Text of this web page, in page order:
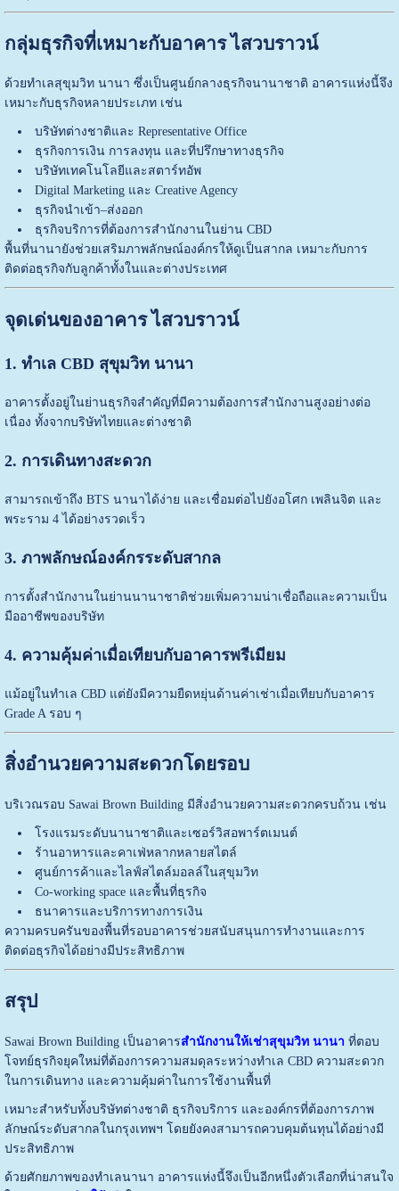
กลุ่มธุรกิจที่เหมาะกับอาคาร ไสวบราวน์
ด้วยทำเลสุขุมวิท นานา ซึ่งเป็นศูนย์กลางธุรกิจนานาชาติ อาคารแห่งนี้จึง
เหมาะกับธุรกิจหลายประเภท เช่น
บริษัทต่างชาติและ Representative Office
ธุรกิจการเงิน การลงทุน และที่ปรึกษาทางธุรกิจ
บริษัทเทคโนโลยีและสตาร์ทอัพ
Digital Marketing และ Creative Agency
ธุรกิจนำเข้า–ส่งออก
ธุรกิจบริการที่ต้องการสำนักงานในย่าน CBD
พื้นที่นานายังช่วยเสริมภาพลักษณ์องค์กรให้ดูเป็นสากล เหมาะกับการ
ติดต่อธุรกิจกับลูกค้าทั้งในและต่างประเทศ
จุดเด่นของอาคาร ไสวบราวน์
1. ทำเล CBD สุขุมวิท นานา
อาคารตั้งอยู่ในย่านธุรกิจสำคัญที่มีความต้องการสำนักงานสูงอย่างต่อ
เนื่อง ทั้งจากบริษัทไทยและต่างชาติ
2. การเดินทางสะดวก
สามารถเข้าถึง BTS นานาได้ง่าย และเชื่อมต่อไปยังอโศก เพลินจิต และ
พระราม 4 ได้อย่างรวดเร็ว
3. ภาพลักษณ์องค์กรระดับสากล
การตั้งสำนักงานในย่านนานาชาติช่วยเพิ่มความน่าเชื่อถือและความเป็น
มืออาชีพของบริษัท
4. ความคุ้มค่าเมื่อเทียบกับอาคารพรีเมียม
แม้อยู่ในทำเล CBD แต่ยังมีความยืดหยุ่นด้านค่าเช่าเมื่อเทียบกับอาคาร
Grade A รอบ ๆ
สิ่งอำนวยความสะดวกโดยรอบ
บริเวณรอบ Sawai Brown Buildingมีสิ่งอำนวยความสะดวกครบถ้วน เช่น
โรงแรมระดับนานาชาติและเซอร์วิสอพาร์ตเมนต์
ร้านอาหารและคาเฟ่หลากหลายสไตล์
ศูนย์การค้าและไลฟ์สไตล์มอลล์ในสุขุมวิท
Co-working space และพื้นที่ธุรกิจ
ธนาคารและบริการทางการเงิน
ความครบครันของพื้นที่รอบอาคารช่วยสนับสนุนการทำงานและการ
ติดต่อธุรกิจได้อย่างมีประสิทธิภาพ
สรุป
Sawai Brown Buildingเป็นอาคารสำนักงานให้เช่าสุขุมวิท นานา ที่ตอบ
โจทย์ธุรกิจยุคใหม่ที่ต้องการความสมดุลระหว่างทำเล CBD ความสะดวก
ในการเดินทาง และความคุ้มค่าในการใช้งานพื้นที่
เหมาะสำหรับทั้งบริษัทต่างชาติ ธุรกิจบริการ และองค์กรที่ต้องการภาพ
ลักษณ์ระดับสากลในกรุงเทพฯ โดยยังคงสามารถควบคุมต้นทุนได้อย่างมี
ประสิทธิภาพ
ด้วยศักยภาพของทำเลนานา อาคารแห่งนี้จึงเป็นอีกหนึ่งตัวเลือกที่น่าสนใจ